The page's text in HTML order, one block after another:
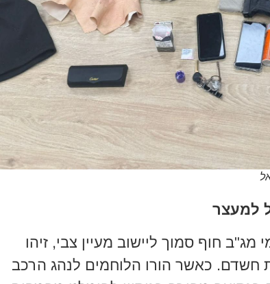
למעצר
חוף סמוך ליישוב מעיין צבי, זיהו
חשדם. כאשר הורו הלוחמים לנהג הרכב